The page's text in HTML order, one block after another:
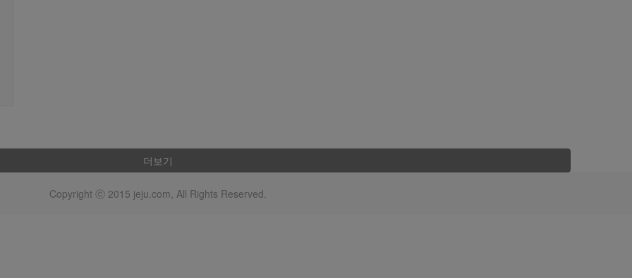
더보기
Copyright ⓒ 2015 jeju.com, All Rights Reserved.